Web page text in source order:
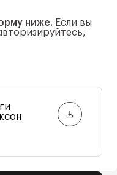
ниже. Если вы